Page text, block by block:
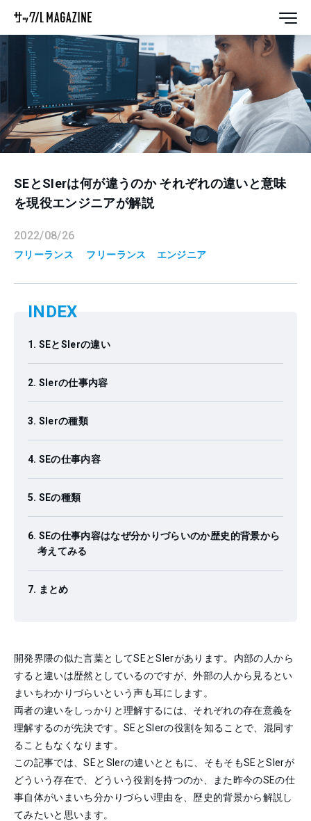
SEとSIerは何が違うのか それぞれの違いと意味
を現役エンジニアが解説
2022/08/26
フリーランス フリーランス エンジニア
INDEX
SEとSIerの違い
SIerの仕事内容
SIerの種類
SEの仕事内容
SEの種類
SEの仕事内容はなぜ分かりづらいのか歴史的背景から
考えてみる
まとめ
開発界隈の似た言葉としてSEとSIerがあります。内部の人から
すると違いは歴然としているのですが、外部の人から見るとい
まいちわかりづらいという声も耳にします。
両者の違いをしっかりと理解するには、それぞれの存在意義を
理解するのが先決です。SEとSIerの役割を知ることで、混同す
ることもなくなります。
この記事では、SEとSIerの違いとともに、そもそもSEとSIerが
どういう存在で、どういう役割を持つのか、また昨今のSEの仕
事自体がいまいち分かりづらい理由を、歴史的背景から解説し
てみたいと思います。